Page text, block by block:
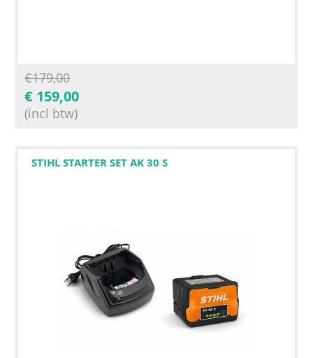
€179,00
€ 159,00
(incl btw)
STIHL STARTER SET AK 30 S